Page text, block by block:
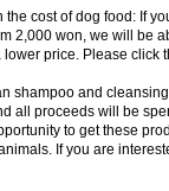
the cost of dog food: If
2,000 won, we will be
price. Please click
shampoo and
all proceeds will be
to get these
If you are